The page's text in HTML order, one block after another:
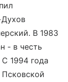
В 1983
- в честь
1994 года